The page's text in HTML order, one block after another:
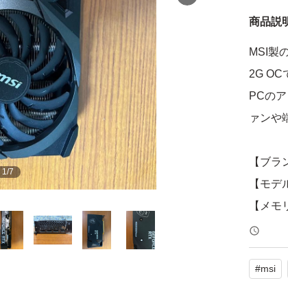
1/7
商品説
MSI製
2G OC
PCの
ァンや
【ブラ
【モ
【メ
【状態
【カラ
#msi